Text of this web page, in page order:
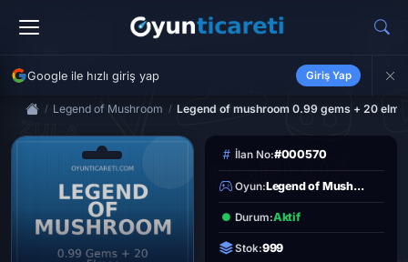
Google ile hızlı giriş yap Giriş Yap
Legend of Mushroom Legend of mushroom 0.99 gems + 20
İlan No:#000570
Oyun:Legend of Mush...
Durum:Aktif
Stok:999